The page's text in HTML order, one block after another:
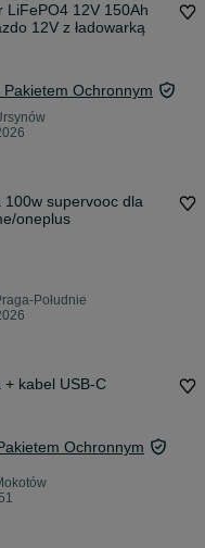
LiFePO4 12V 150Ah
12V z ładowarką
Pakietem Ochronnym
100w supervooc dla
oneplus
Południe
Ładowarka + kabel USB-C
Ochronnym